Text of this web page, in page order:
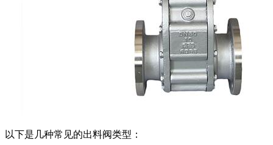
以下是几种常见的出料阀类型：